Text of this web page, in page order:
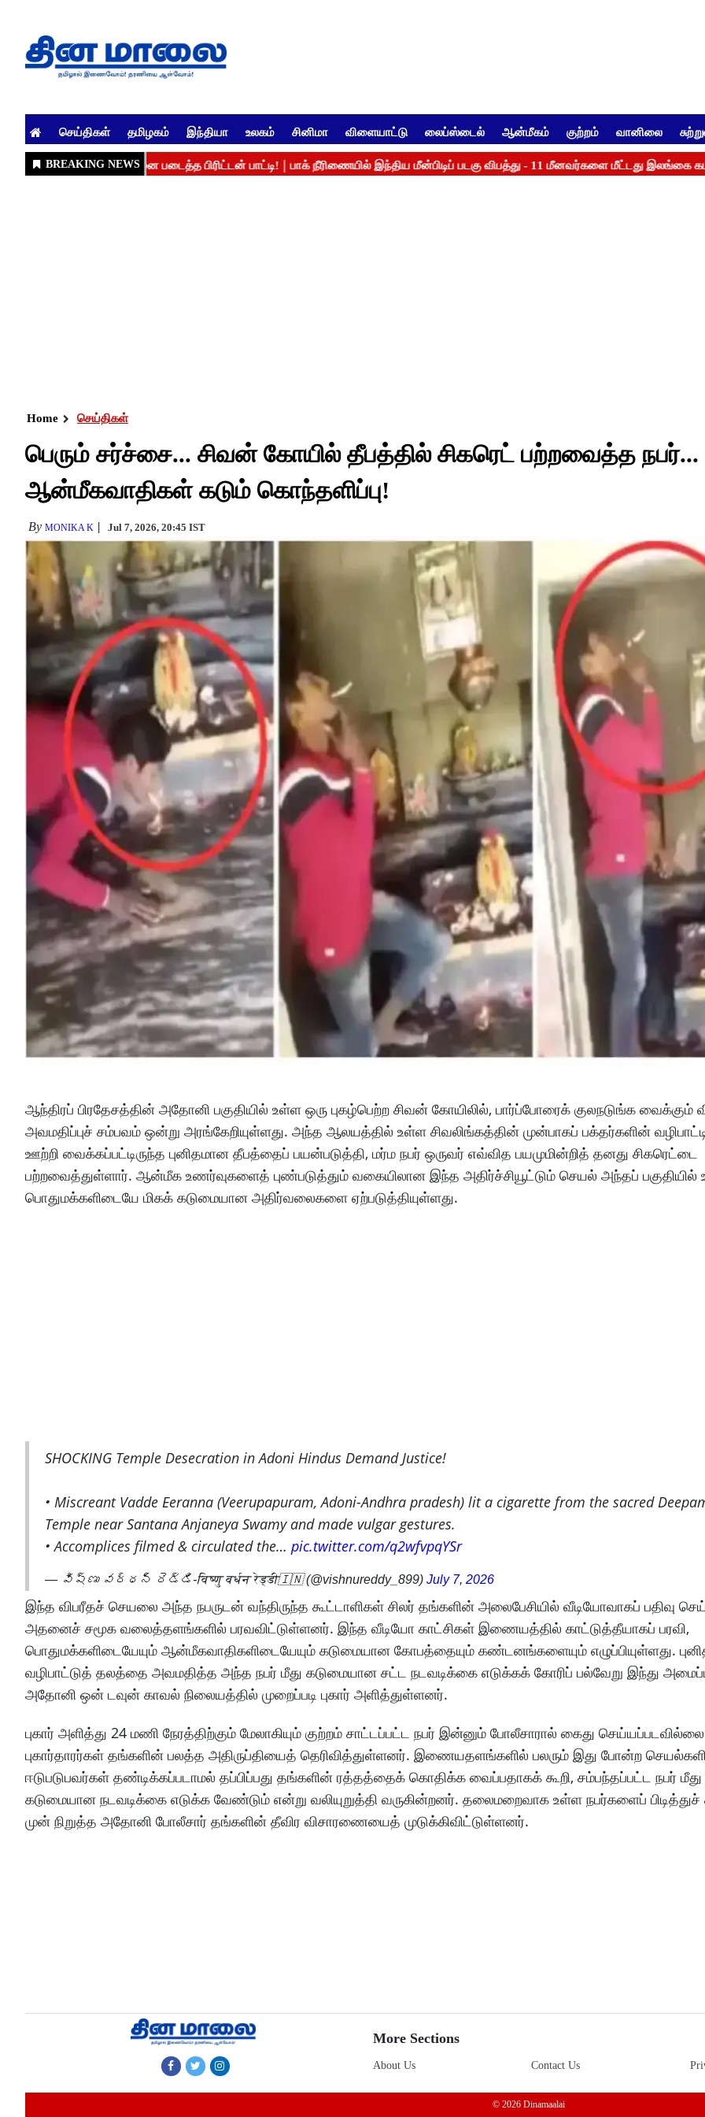
செய்திகள் தமிழகம் இந்தியா உலகம் சினிமா விளையாட்டு லைப்ஸ்டைல் ஆன்மீகம் குற்றம் வானிலை
Home செய்திகள்
பெரும் சர்ச்சை... சிவன் கோயில் தீபத்தில் சிகரெட் பற்றவைத்த நபர்...
ஆன்மீகவாதிகள் கடும் கொந்தளிப்பு!
By MONIKA K Jul 7, 2026, 20:45 IST
ஆந்திரப் பிரதேசத்தின் அதோனி பகுதியில் உள்ள ஒரு புகழ்பெற்ற சிவன் கோயிலில், பார்ப்போரைக் குலநடுங்க வைக்கும்
அவமதிப்புச் சம்பவம் ஒன்று அரங்கேறியுள்ளது. அந்த ஆலயத்தில் உள்ள சிவலிங்கத்தின் முன்பாகப் பக்தர்களின்
ஊற்றி வைக்கப்பட்டிருந்த புனிதமான தீபத்தைப் பயன்படுத்தி, மர்ம நபர் ஒருவர் எவ்வித பயமுமின்றித் தனது சிகரெட்டை
பற்றவைத்துள்ளார். ஆன்மீக உணர்வுகளைத் புண்படுத்தும் வகையிலான இந்த அதிர்ச்சியூட்டும் செயல் அந்தப் பகுதியில்
பொதுமக்களிடையே மிகக் கடுமையான அதிர்வலைகளை ஏற்படுத்தியுள்ளது.
SHOCKING Temple Desecration in Adoni Hindus Demand Justice!
• Miscreant Vadde Eeranna (Veerupapuram, Adoni-Andhra pradesh) lit a cigarette from the sacred
Temple near Santana Anjaneya Swamy and made vulgar gestures.
• Accomplices filmed & circulated the… pic.twitter.com/q2wfvpqYSr
— విష్ణు వర్ధన్ రెడ్డి-विष्णु वर्धन रेड्डी🇮🇳 (@vishnureddy_899) July 7, 2026
இந்த விபரீதச் செயலை அந்த நபருடன் வந்திருந்த கூட்டாளிகள் சிலர் தங்களின் அலைபேசியில் வீடியோவாகப் பதிவு
அதனைச் சமூக வலைத்தளங்களில் பரவவிட்டுள்ளனர். இந்த வீடியோ காட்சிகள் இணையத்தில் காட்டுத்தீயாகப் பரவி,
பொதுமக்களிடையேயும் ஆன்மீகவாதிகளிடையேயும் கடுமையான கோபத்தையும் கண்டனங்களையும் எழுப்பியுள்ளது.
வழிபாட்டுத் தலத்தை அவமதித்த அந்த நபர் மீது கடுமையான சட்ட நடவடிக்கை எடுக்கக் கோரிப் பல்வேறு இந்து
அதோனி ஒன் டவுன் காவல் நிலையத்தில் முறைப்படி புகார் அளித்துள்ளனர்.
புகார் அளித்து 24 மணி நேரத்திற்கும் மேலாகியும் குற்றம் சாட்டப்பட்ட நபர் இன்னும் போலீசாரால் கைது
புகார்தாரர்கள் தங்களின் பலத்த அதிருப்தியைத் தெரிவித்துள்ளனர். இணையதளங்களில் பலரும் இது போன்ற
ஈடுபடுபவர்கள் தண்டிக்கப்படாமல் தப்பிப்பது தங்களின் ரத்தத்தைக் கொதிக்க வைப்பதாகக் கூறி, சம்பந்தப்பட்ட நபர்
கடுமையான நடவடிக்கை எடுக்க வேண்டும் என்று வலியுறுத்தி வருகின்றனர். தலைமறைவாக உள்ள நபர்களைப்
முன் நிறுத்த அதோனி போலீசார் தங்களின் தீவிர விசாரணையைத் முடுக்கிவிட்டுள்ளனர்.
More Sections
About Us Contact Us
© 2026 Dinamaalai